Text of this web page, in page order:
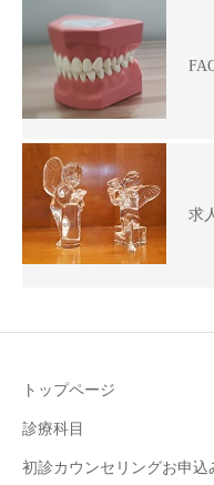
求
トップページ
診療科目
初診カウンセリングお申込